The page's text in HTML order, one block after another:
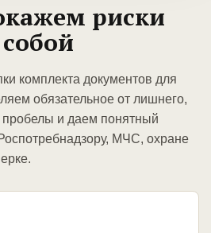
риски
комплекта документов для
обязательное от лишнего,
и даем понятный
МЧС, охране